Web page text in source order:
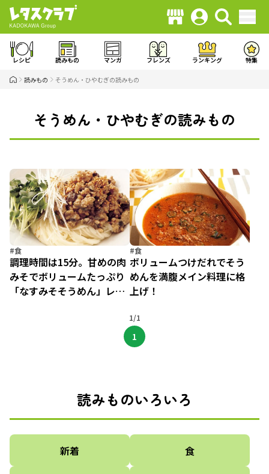
レシピ 読みもの マンガ フレンズ ランキング 特集
読みもの そうめん・ひやむぎの読みもの
そうめん・ひやむぎの読みもの
#食
調理時間は15分。甘めの肉
みそでボリュームたっぷり
「なすみそそうめん」レシ
#食
ボリュームつけだれでそう
めんを満腹メイン料理に格
上げ！
1/1
1
読みものいろいろ
新着 食